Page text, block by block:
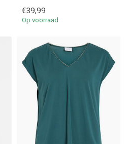
€39,99
Op voorraad
minimale bestelwaarde van €45,00